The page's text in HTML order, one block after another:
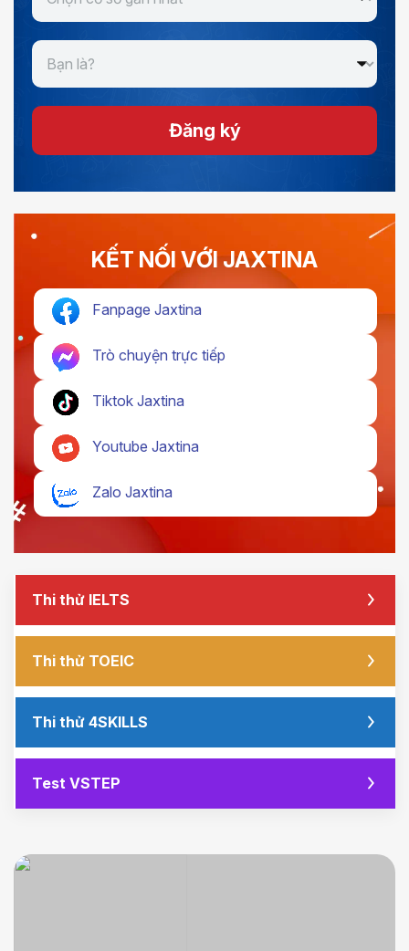
Đăng ký
KẾT NỐI VỚI JAXTINA
Fanpage Jaxtina
Trò chuyện trực tiếp
Tiktok Jaxtina
Youtube Jaxtina
Zalo Jaxtina
Thi thử IELTS
Thi thử TOEIC
Thi thử 4SKILLS
Test VSTEP